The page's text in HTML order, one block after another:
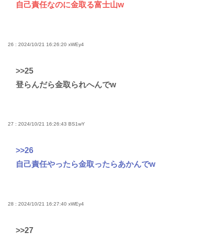
自己責任なのに金取る富士山w
26 : 2024/10/21 16:26:20 xWEy4
>>25
登らんだら金取られへんでw
27 : 2024/10/21 16:26:43 BS1wY
>>26
自己責任やったら金取ったらあかんでw
28 : 2024/10/21 16:27:40 xWEy4
>>27